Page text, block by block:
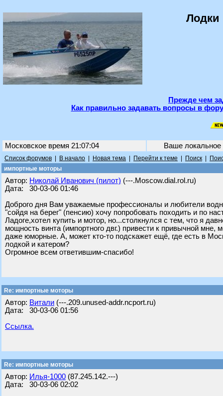
Лодки
Прежде чем
Как правильно задавать вопросы в
Московское время 21:07:04 Ваше
Список форумов В начало Новая тема Перейти к теме Поиск
импортные моторы
Автор: Николай Иванович (пилот) (---.Moscow.dial.rol.ru)
Дата: 30-03-06 01:46
Доброго дня Вам уважаемые профессионалы и любители
"сойдя на берег" (пенсию) хочу попробовать походить и по
Ладоге,хотел купить и мотор, но...столкнулся с тем, что я
мощность винта (импортного двг.) привести к привычной
даже юморные. А, может кто-то подскажет ещё, где есть в
лодкой и катером?
Огромное всем ответившим-спасибо!
Re: импортные моторы
Автор: Витали (---.209.unused-addr.ncport.ru)
Дата: 30-03-06 01:56
Ссылка.
Re: импортные моторы
Автор: Илья-1000 (87.245.142.---)
Дата: 30-03-06 02:02